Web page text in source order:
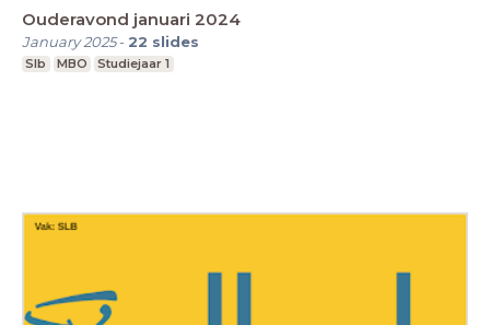
Ouderavond januari 2024
January 2025- 22 slides
Slb MBO Studiejaar 1